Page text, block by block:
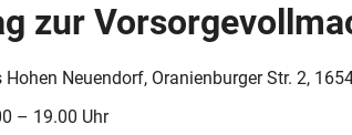
zur
Hohen Neuendorf, Oranienburger Str. 2,
– 19.00 Uhr